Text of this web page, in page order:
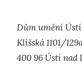
Dům umění
Klíšská 1101/
400 96 Ústí nad